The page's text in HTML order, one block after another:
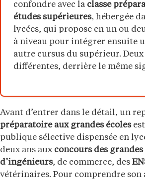
confondre avec la classe
études supérieures, hébergée
lycées, qui propose en un ou
à niveau pour intégrer ensuite
autre cursus du supérieur.
différentes, derrière le même
Avant d’entrer dans le détail, un
préparatoire aux grandes écoles
publique sélective dispensée en
deux ans aux concours des grandes
d’ingénieurs, de commerce, des
vétérinaires. Pour comprendre